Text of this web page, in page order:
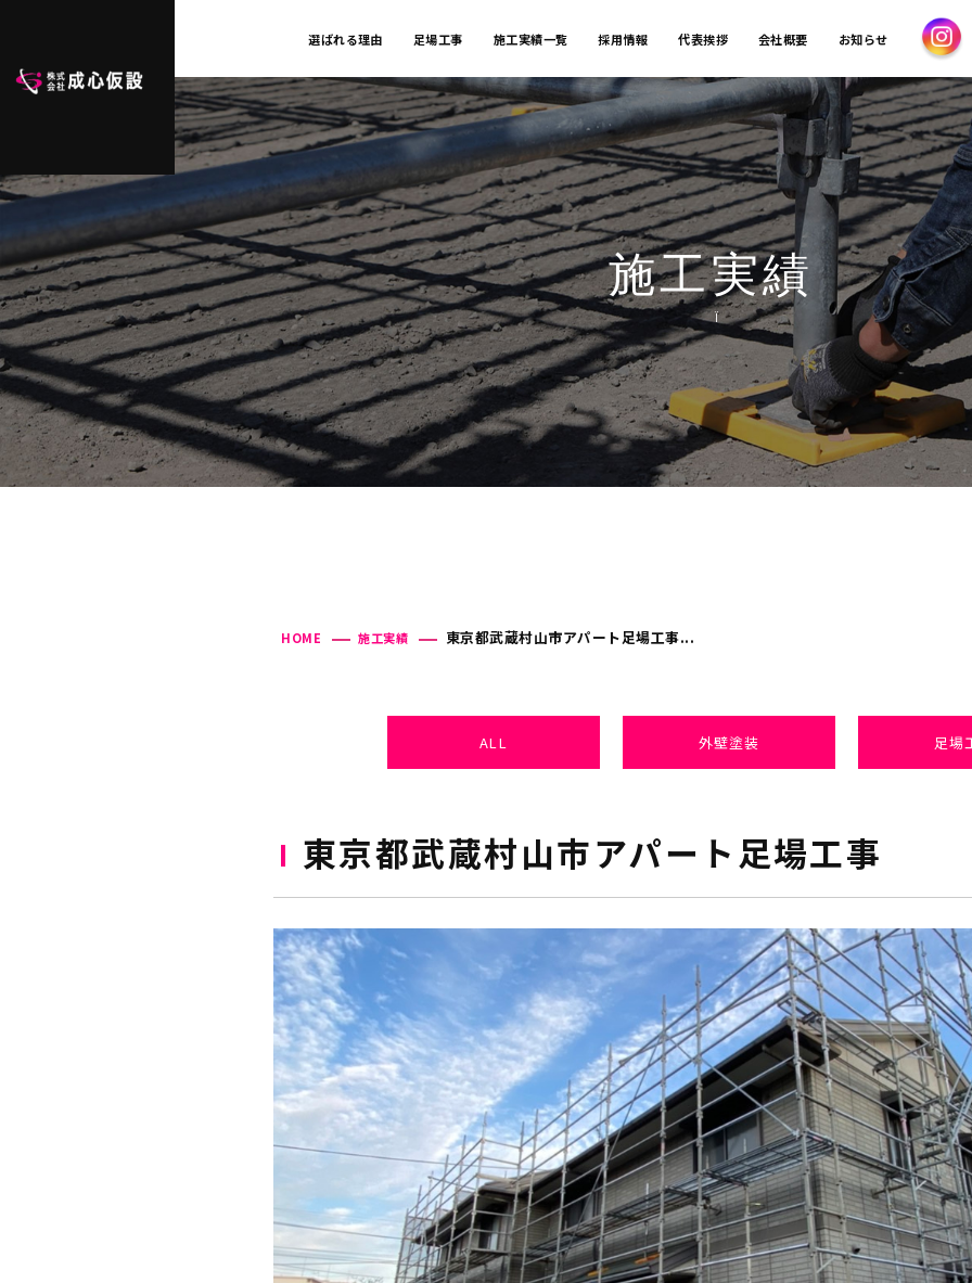
選ばれる理由 足場工事 施工実績一覧 採用情報 代表挨拶 会社概要 お知らせ
施工実績
Ï
HOME 施工実績 東京都武蔵村山市アパート足場工事...
ALL 外壁塗装 足場
東京都武蔵村山市アパート足場工事